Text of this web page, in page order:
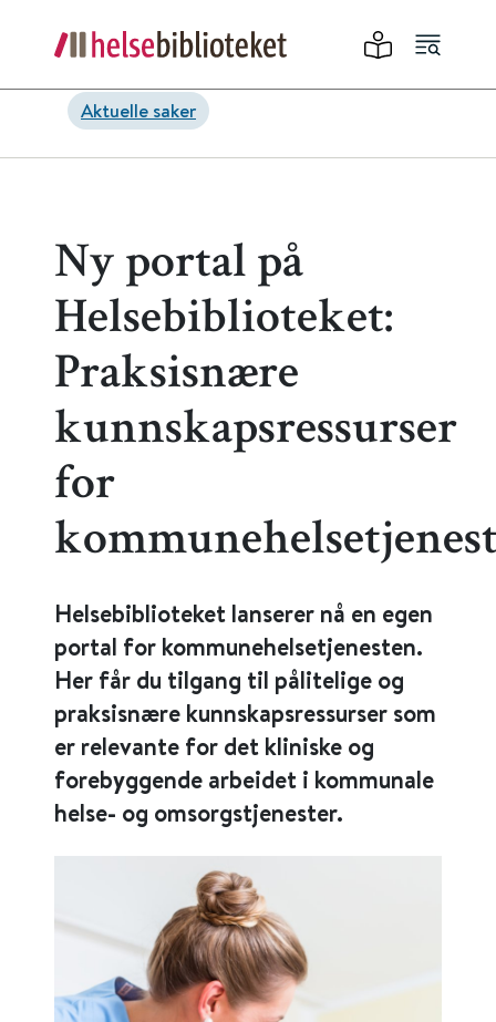
Aktuelle saker
Ny portal på
Helsebiblioteket:
Praksisnære
kunnskapsressurser
for
Helsebiblioteket lanserer nå en egen
portal for kommunehelsetjenesten.
Her får du tilgang til pålitelige og
praksisnære kunnskapsressurser som
er relevante for det kliniske og
forebyggende arbeidet i kommunale
helse- og omsorgstjenester.